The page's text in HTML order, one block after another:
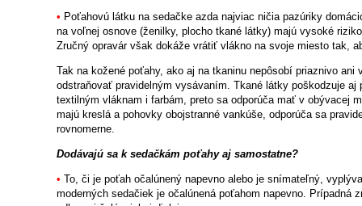
• Poťahovú látku na sedačke azda najviac ničia pazúriky
na voľnej osnove (ženilky, plocho tkané látky) majú vysoké
Zručný opravár však dokáže vrátiť vlákno na svoje miesto tak,
Tak na kožené poťahy, ako aj na tkaninu nepôsobí priaznivo ani
odstraňovať pravidelným vysávaním. Tkané látky poškodzuje
textilným vláknam i farbám, preto sa odporúča mať v obývacej
majú kreslá a pohovky obojstranné vankúše, odporúča sa
rovnomerne.
Dodávajú sa k sedačkám poťahy aj samostatne?
• To, či je poťah očalúnený napevno alebo je snímateľný,
moderných sedačiek je očalúnená poťahom napevno. Prípadná